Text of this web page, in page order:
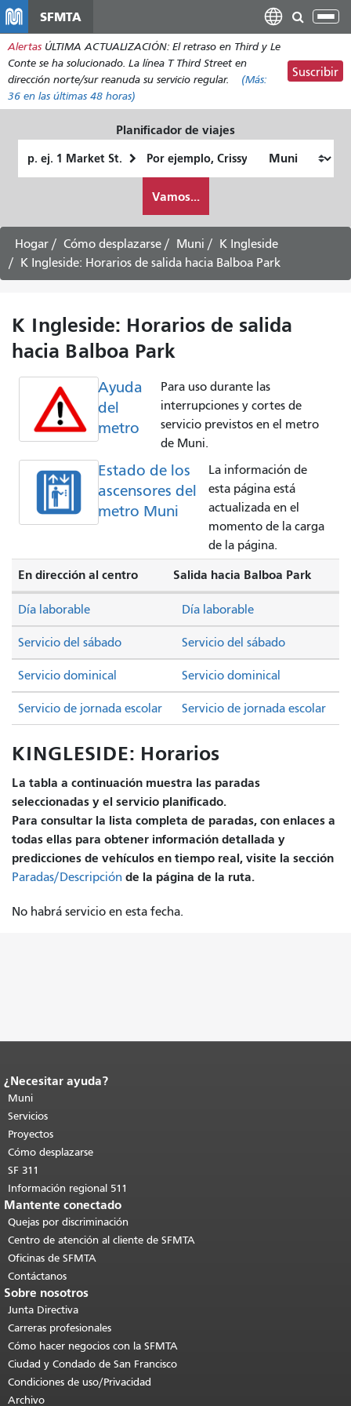
contenido
principal
SFMTA
Alertas ÚLTIMA ACTUALIZACIÓN: El retraso en Third y Le
Conte se ha solucionado. La línea T Third Street en
dirección norte/sur reanuda su servicio regular.
(Más:
36 en las últimas 48 horas)
Suscribir
Planificador de viajes
de
quiero
viajar
Vamos...
Hogar Cómo desplazarse Muni
K Ingleside
K Ingleside: Horarios de salida hacia Balboa Park
K Ingleside: Horarios de salida
hacia Balboa Park
Ayuda
del
metro
Para uso durante las
interrupciones y cortes de
servicio previstos en el metro
de Muni.
Estado de los
ascensores del
metro Muni
La información de
esta página está
actualizada en el
momento de la carga
de la página.
En dirección al centro Salida hacia Balboa Park
Servicio del sábado Servicio del sábado
Servicio dominical Servicio dominical
Día laborable Día laborable
Servicio de jornada escolar Servicio de jornada escolar
KINGLESIDE: Horarios
La tabla a continuación muestra las paradas
seleccionadas y el servicio planificado.
Para consultar la lista completa de paradas, con enlaces a
todas ellas para obtener información detallada y
predicciones de vehículos en tiempo real, visite la sección
Paradas/Descripción de la página de la ruta.
No habrá servicio en esta fecha.
Fin del contenido de la página.
de esta página se repite en todas las
páginas.Volver al principio del
contenido principal
¿Necesitar ayuda?
Muni
Servicios
Proyectos
Cómo desplazarse
SF 311
Información regional 511
Mantente conectado
Quejas por discriminación
Centro de atención al cliente de SFMTA
Oficinas de SFMTA
Contáctanos
Sobre nosotros
Junta Directiva
Carreras profesionales
Cómo hacer negocios con la SFMTA
Ciudad y Condado de San Francisco
Condiciones de uso/Privacidad
Archivo